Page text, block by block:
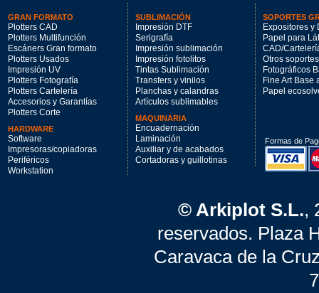
GRAN FORMATO
Plotters CAD
Plotters Multifunción
Escáners Gran formato
Plotters Usados
Impresión UV
Plotters Fotografía
Plotters Cartelería
Accesorios y Garantías
Plotters Corte
HARDWARE
Software
Impresoras/copiadoras
Periféricos
Workstation
SUBLIMACIÓN
Impresión DTF
Serigrafía
Impresión sublimación
Impresión fotolitos
Tintas Sublimación
Transfers y vinilos
Planchas y calandras
Artículos sublimables
MAQUINARIA
Encuadernación
Laminación
Auxiliar y de acabados
Cortadoras y guillotinas
SOPORTES
Expositores y
Papel para
CAD/
Otros soportes
Fotográficos
Fine Art Base
Papel
Formas de
© Arkiplot S.L.,
reservados. Plaza
Caravaca de la